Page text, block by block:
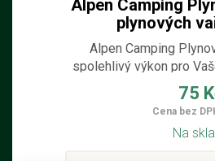
Alpen Camping
plynových
Alpen Camping
spolehlivý výkon pro
75
Cena bez
Na